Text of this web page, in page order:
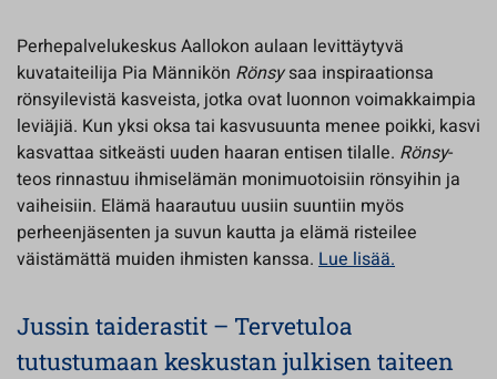
Perhepalvelukeskus Aallokon aulaan levittäytyvä
kuvataiteilija Pia Männikön Rönsysaa inspiraationsa
rönsyilevistä kasveista, jotka ovat luonnon voimakkaimpia
leviäjiä. Kun yksi oksa tai kasvusuunta menee poikki, kasvi
kasvattaa sitkeästi uuden haaran entisen tilalle. Rönsy-
teos rinnastuu ihmiselämän monimuotoisiin rönsyihin ja
vaiheisiin. Elämä haarautuu uusiin suuntiin myös
perheenjäsenten ja suvun kautta ja elämä risteilee
väistämättä muiden ihmisten kanssa. Lue lisää.
Jussin taiderastit – Tervetuloa
tutustumaan keskustan julkisen taiteen